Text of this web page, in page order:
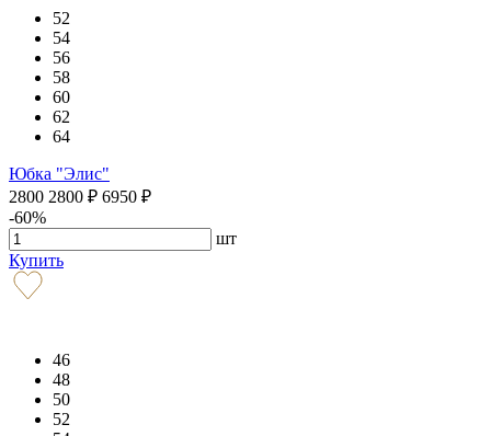
52
54
56
58
60
62
64
Юбка "Элис"
2800 2800 ₽ 6950 ₽
-60%
шт
Купить
46
48
50
52